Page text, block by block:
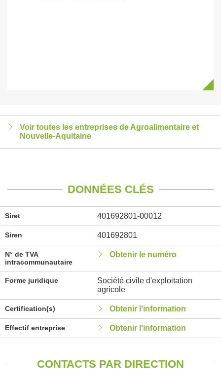
Voir toutes les entreprises de Agroalimentaire et
Nouvelle-Aquitaine
DONNÉES CLÉS
Siret 401692801-00012
Siren 401692801
N° de TVA
intracommunautaire
Obtenir le numéro
Forme juridique
Société civile d'exploitation
agricole
Certification(s) Obtenir l'information
Effectif entreprise Obtenir l'information
CONTACTS PAR DIRECTION